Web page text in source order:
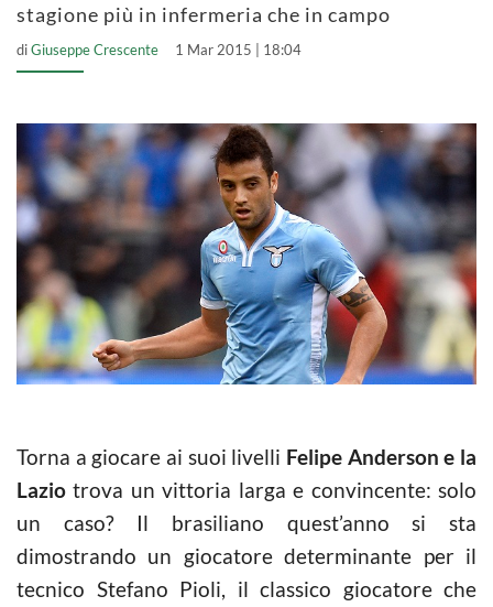
stagione più in infermeria che in campo
diGiuseppe Crescente 1 Mar 2015 | 18:04
Torna a giocare ai suoi livelli Felipe Anderson e la
Lazio trova un vittoria larga e convincente: solo
un caso? Il brasiliano quest’anno si sta
dimostrando un giocatore determinante per il
tecnico Stefano Pioli, il classico giocatore che